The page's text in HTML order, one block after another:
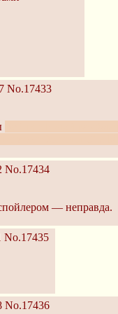
No.17433
No.17434
— неправда.
No.17435
No.17436